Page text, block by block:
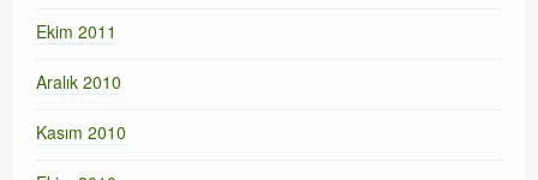
Ekim 2011
Aralık 2010
Kasım 2010